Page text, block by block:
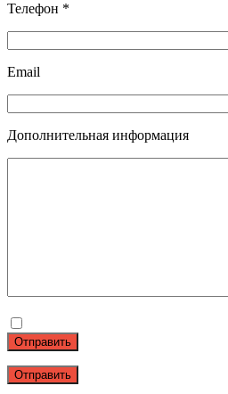
Телефон *
Email
Дополнительная информация
Отправить